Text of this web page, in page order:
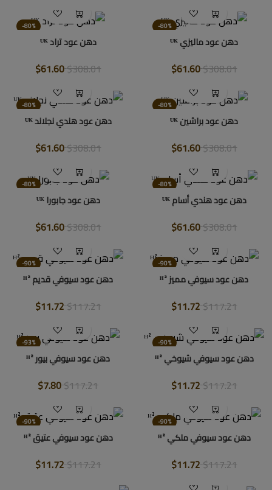
-80%
دهن عود ماليزي ᵁᴷ
$308.01
$61.60
-80%
دهن عود تراد ᵁᴷ
$308.01
$61.60
-80%
دهن عود براشين ᵁᴷ
$308.01
$61.60
-80%
دهن عود هندي نجلاند ᵁᴷ
$308.01
$61.60
-80%
دهن عود هندي أسام ᵁᴷ
$308.01
$61.60
-80%
دهن عود جابورا ᵁᴷ
$308.01
$61.60
-90%
دهن عود سيوفي مميز ᴴ²
$117.21
$11.72
-90%
دهن عود سيوفي قديم ᴴ²
$117.21
$11.72
-90%
دهن عود سيوفي شيوخي ᴴ²
$117.21
$11.72
-93%
دهن عود سيوفي بيور ᴴ²
$117.21
$7.80
-90%
دهن عود سيوفي ملكي ᴴ²
$117.21
$11.72
-90%
دهن عود سيوفي عتيق ᴴ²
$117.21
$11.72